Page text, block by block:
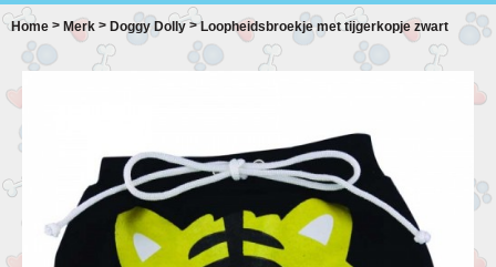
Home > Merk > Doggy Dolly >Loopheidsbroekje met tijgerkopje zwart